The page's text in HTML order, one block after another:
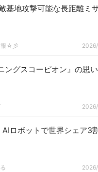
基地攻撃可能な長距離ミ
報☆彡
ングスコーピオン』の思
AIロボットで世界シェア3